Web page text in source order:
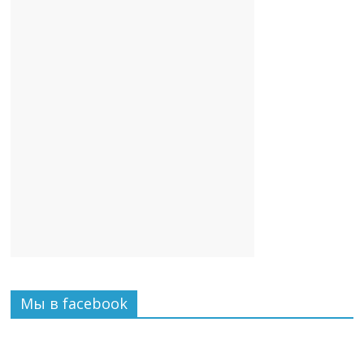
Мы в facebook